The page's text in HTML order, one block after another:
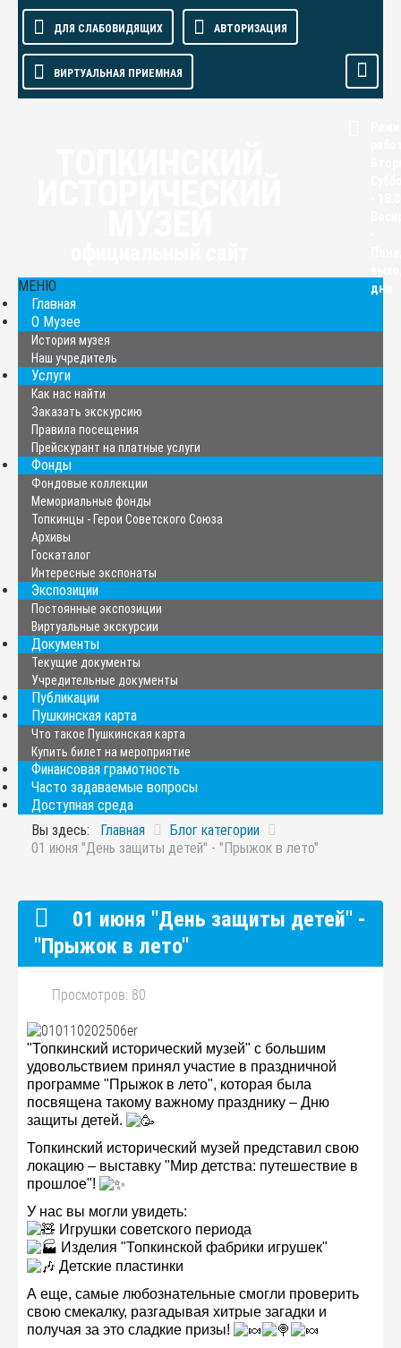
ДЛЯ СЛАБОВИДЯЩИХ АВТОРИЗАЦИЯ
ВИРТУАЛЬНАЯ ПРИЕМНАЯ
дни
МЕНЮ
Главная
О Музее
История музея
Наш учредитель
Услуги
Как нас найти
Заказать экскурсию
Правила посещения
Прейскурант на платные услуги
Фонды
Фондовые коллекции
Мемориальные фонды
Топкинцы - Герои Советского Союза
Архивы
Госкаталог
Интересные экспонаты
Экспозиции
Постоянные экспозиции
Виртуальные экскурсии
Документы
Текущие документы
Учредительные документы
Публикации
Пушкинская карта
Что такое Пушкинская карта
Купить билет на мероприятие
Финансовая грамотность
Часто задаваемые вопросы
Доступная среда
Вы здесь:
Главная
Блог категории
01 июня "День защиты детей" - "Прыжок в лето"
01 июня "День защиты детей" -
"Прыжок в лето"
Просмотров: 80
"Топкинский исторический музей" с большим
удовольствием принял участие в праздничной
программе "Прыжок в лето", которая была
посвящена такому важному празднику – Дню
защиты детей.
Топкинский исторический музей представил свою
локацию – выставку "Мир детства: путешествие в
прошлое"!
У нас вы могли увидеть:
Игрушки советского периода
Изделия "Топкинской фабрики игрушек"
Детские пластинки
А еще, самые любознательные смогли проверить
свою смекалку, разгадывая хитрые загадки и
получая за это сладкие призы!